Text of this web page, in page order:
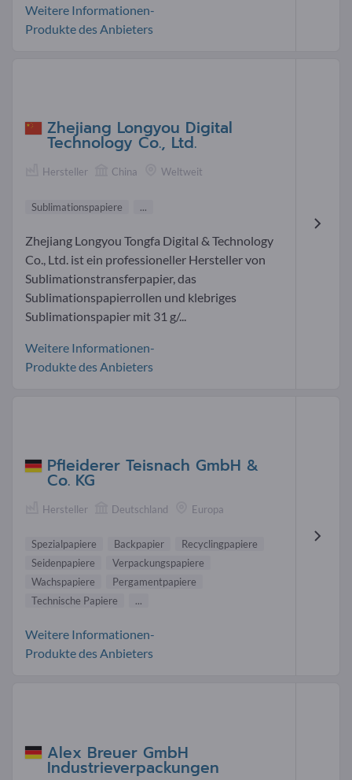
Weitere Informationen-
Produkte des Anbieters
Zhejiang Longyou Digital
Technology Co., Ltd.
Hersteller China Weltweit
Sublimationspapiere ...
Zhejiang Longyou Tongfa Digital & Technology
Co., Ltd. ist ein professioneller Hersteller von
Sublimationstransferpapier, das
Sublimationspapierrollen und klebriges
Sublimationspapier mit 31 g/...
Weitere Informationen-
Produkte des Anbieters
Pfleiderer Teisnach GmbH &
Co. KG
Hersteller Deutschland Europa
Spezialpapiere Backpapier
Recyclingpapiere
Seidenpapiere
Verpackungspapiere
Wachspapiere
Pergamentpapiere
Technische Papiere
...
Weitere Informationen-
Produkte des Anbieters
Alex Breuer GmbH
Industrieverpackungen